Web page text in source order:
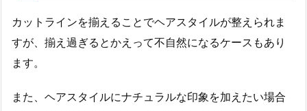
カットラインを揃えることでヘアスタイルが整えられま
すが、揃え過ぎるとかえって不自然になるケースもあり
ます。
また、ヘアスタイルにナチュラルな印象を加えたい場合